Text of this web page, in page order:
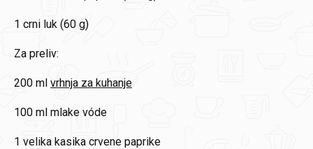
1 crni luk (60 g)
Za preliv:
200 ml vrhnja za kuhanje
100 ml mlake vóde
1 velika kasika crvene paprike